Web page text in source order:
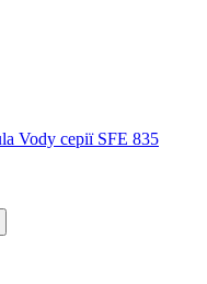
Vody серії SFE 835